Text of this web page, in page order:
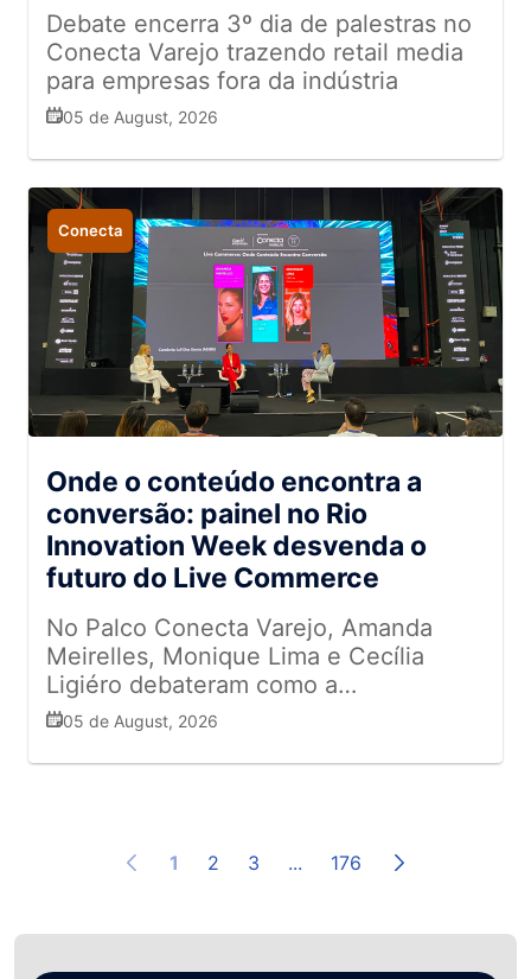
Debate encerra 3º dia de palestras no
Conecta Varejo trazendo retail media
para empresas fora da indústria
05 de August, 2026
Conecta
Onde o conteúdo encontra a
conversão: painel no Rio
Innovation Week desvenda o
futuro do Live Commerce
No Palco Conecta Varejo, Amanda
Meirelles, Monique Lima e Cecília
Ligiéro debateram como a
interatividade, a autenticidade e a
ambiente digital estão redefinindo a
05 de August, 2026
1 2 3 ... 176